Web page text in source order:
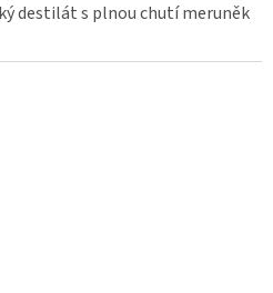
destilát s plnou chutí meruněk